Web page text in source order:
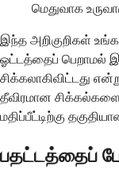
மெதுவாக
இந்த அறிகுறிகள்
ஓட்டத்தைப் பெறாமல்
சிக்கலாகிவிட்டது
தீவிரமான
மதிப்பீட்டிற்கு
பதட்டத்தைப்